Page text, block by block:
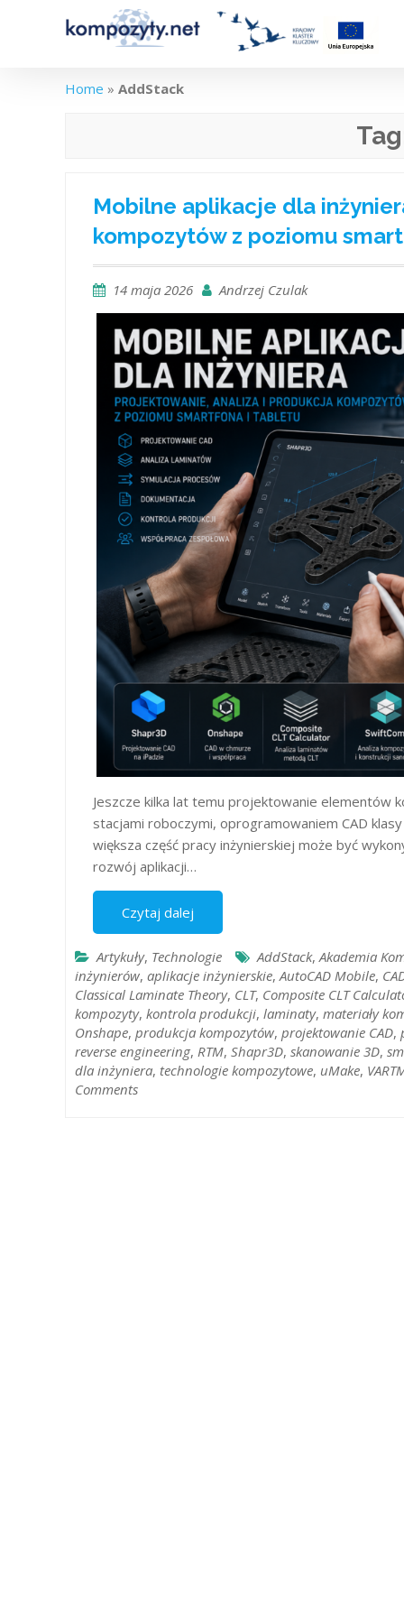
Home » AddStack
Mobilne aplikacje dla
kompozytów z poziomu
14 maja 2026 Andrzej Czulak
Jeszcze kilka lat temu projektowanie elementów
stacjami roboczymi, oprogramowaniem CAD
większa część pracy inżynierskiej może być
rozwój aplikacji…
Czytaj dalej
Artykuły, Technologie AddStack, Akademia
inżynierów, aplikacje inżynierskie, AutoCAD Mobile,
Classical Laminate Theory, CLT, Composite CLT
kompozyty, kontrola produkcji, laminaty, materiały
Onshape, produkcja kompozytów, projektowanie CAD,
reverse engineering, RTM, Shapr3D, skanowanie 3D,
dla inżyniera, technologie kompozytowe, uMake,
Comments